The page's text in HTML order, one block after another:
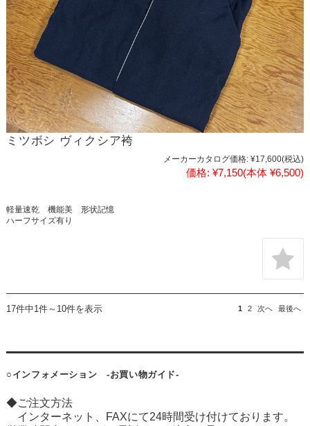
ミツボシ ヴィクシア袴
メーカーカタログ価格: ¥17,600(税込)
価格: ¥7,150(本体 ¥6,500)
軽量速乾 機能美 形状記憶
ハーフサイズ有り
17件中1件～10件を表示 1 2 次へ 最後へ
○インフォメーション -お買い物ガイド-
◆ご注文方法
インターネット、FAXにて24時間受け付けております。